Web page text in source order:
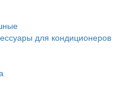
для кондиционеров